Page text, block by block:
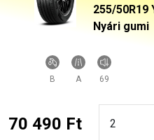
255/50R19
Nyári gumi
B A 69
70 490 Ft